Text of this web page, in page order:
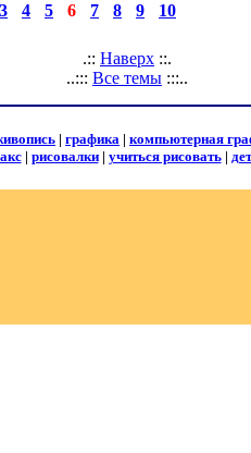
3 4 5 6 7 8 9 10
.:: Наверх ::.
..::: Все темы :::..
| графика | компьютерная
| рисовалки| учиться рисовать|